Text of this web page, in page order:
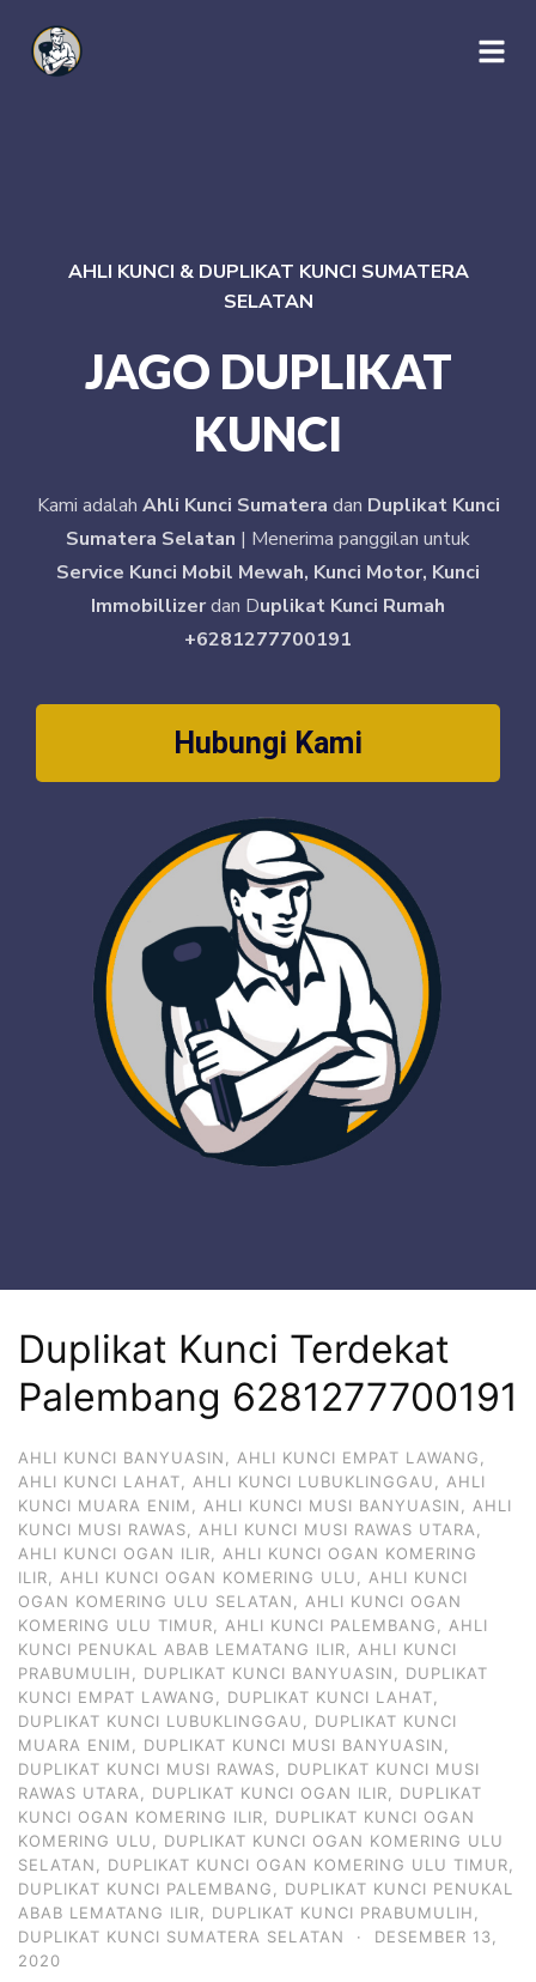
AHLI KUNCI & DUPLIKAT KUNCI SUMATERA
SELATAN
JAGO DUPLIKAT
KUNCI
Kami adalah Ahli Kunci Sumatera dan Duplikat Kunci
Sumatera Selatan | Menerima panggilan untuk
Service Kunci Mobil Mewah, Kunci Motor, Kunci
Immobillizerdan Duplikat Kunci Rumah
+6281277700191
Hubungi Kami
Duplikat Kunci Terdekat
Palembang 6281277700191
AHLI KUNCI BANYUASIN, AHLI KUNCI EMPAT LAWANG,
AHLI KUNCI LAHAT, AHLI KUNCI LUBUKLINGGAU, AHLI
KUNCI MUARA ENIM, AHLI KUNCI MUSI BANYUASIN, AHLI
KUNCI MUSI RAWAS, AHLI KUNCI MUSI RAWAS UTARA,
AHLI KUNCI OGAN ILIR, AHLI KUNCI OGAN KOMERING
ILIR, AHLI KUNCI OGAN KOMERING ULU, AHLI KUNCI
OGAN KOMERING ULU SELATAN, AHLI KUNCI OGAN
KOMERING ULU TIMUR, AHLI KUNCI PALEMBANG, AHLI
KUNCI PENUKAL ABAB LEMATANG ILIR, AHLI KUNCI
PRABUMULIH, DUPLIKAT KUNCI BANYUASIN, DUPLIKAT
KUNCI EMPAT LAWANG, DUPLIKAT KUNCI LAHAT,
DUPLIKAT KUNCI LUBUKLINGGAU, DUPLIKAT KUNCI
MUARA ENIM, DUPLIKAT KUNCI MUSI BANYUASIN,
DUPLIKAT KUNCI MUSI RAWAS, DUPLIKAT KUNCI MUSI
RAWAS UTARA, DUPLIKAT KUNCI OGAN ILIR, DUPLIKAT
KUNCI OGAN KOMERING ILIR, DUPLIKAT KUNCI OGAN
KOMERING ULU, DUPLIKAT KUNCI OGAN KOMERING ULU
SELATAN, DUPLIKAT KUNCI OGAN KOMERING ULU TIMUR,
DUPLIKAT KUNCI PALEMBANG, DUPLIKAT KUNCI PENUKAL
ABAB LEMATANG ILIR, DUPLIKAT KUNCI PRABUMULIH,
DUPLIKAT KUNCI SUMATERA SELATAN
·
DESEMBER 13,
2020